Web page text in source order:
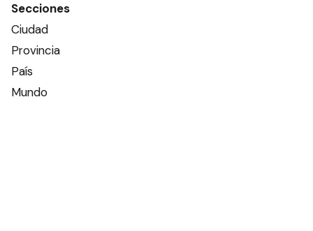
Secciones
Ciudad
Provincia
País
Mundo